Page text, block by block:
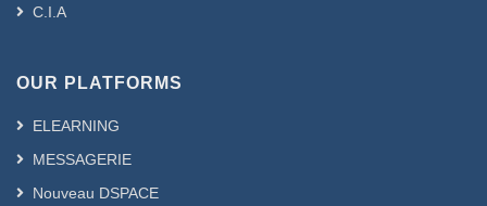
C.I.A
OUR PLATFORMS
ELEARNING
MESSAGERIE
Nouveau DSPACE